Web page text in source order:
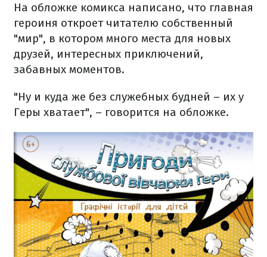
На обложке комикса написано, что главная
героиня откроет читателю собственный
"мир", в котором много места для новых
друзей, интересных приключений,
забавных моментов.
"Ну и куда же без служебных будней – их у
Геры хватает", – говорится на обложке.